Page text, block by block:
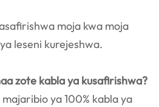
moja kwa moja
leseni kurejeshwa.
zote kabla ya kusafirishwa?
ya 100% kabla ya